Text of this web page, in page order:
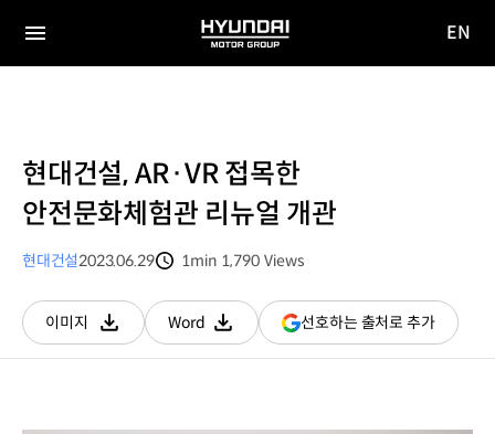
전체
HYUNDAI
MOTOR
EN
현대건설, AR·VR 접목한
안전문화체험관 리뉴얼 개관
현대건설2023.06.29
1min 1,790 Views
이미지
다운로드
Word
다운로드
선호하는 출처로 추가(새
창